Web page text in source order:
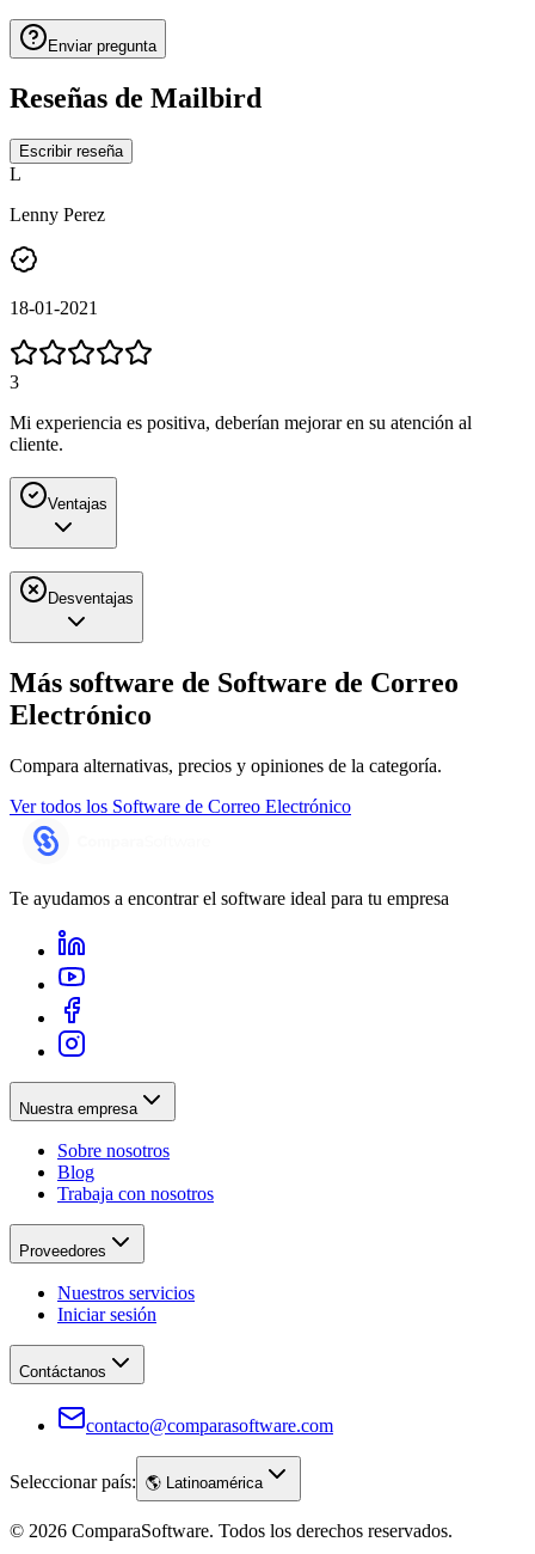
Enviar pregunta
Reseñas de Mailbird
Escribir reseña
L
Lenny Perez
18-01-2021
3
Mi experiencia es positiva, deberían mejorar en su atención al
cliente.
Ventajas
Desventajas
Más software de Software de Correo
Electrónico
Compara alternativas, precios y opiniones de la categoría.
Ver todos los Software de Correo Electrónico
Te ayudamos a encontrar el software ideal para tu empresa
Nuestra empresa
Sobre nosotros
Blog
Trabaja con nosotros
Proveedores
Nuestros servicios
Iniciar sesión
Contáctanos
contacto@comparasoftware.com
Seleccionar país: 🌎 Latinoamérica
© 2026 ComparaSoftware. Todos los derechos reservados.